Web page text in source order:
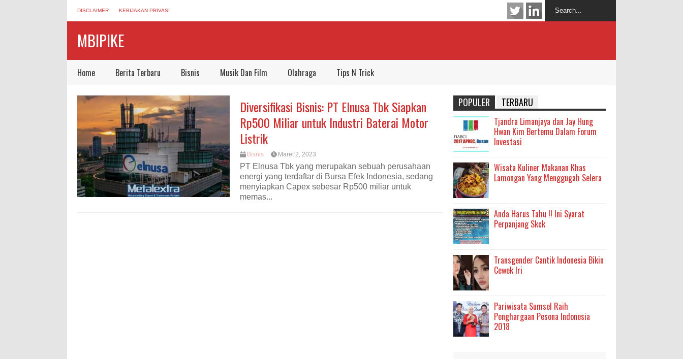
DISCLAIMER KEBIJAKAN PRIVASI
MBIPIKE
Home Berita Terbaru Bisnis Musik Dan Film Olahraga Tips N Trick
Diversifikasi Bisnis: PT Elnusa Tbk Siapkan
Rp500 Miliar untuk Industri Baterai Motor
Listrik
Bisnis Maret 2, 2023
PT Elnusa Tbk yang merupakan sebuah perusahaan
energi yang terdaftar di Bursa Efek Indonesia, sedang
menyiapkan Capex sebesar Rp500 miliar untuk
memas...
POPULER TERBARU
Tjandra Limanjaya dan Jay Hung
Hwan Kim Bertemu Dalam Forum
Investasi
Wisata Kuliner Makanan Khas
Lamongan Yang Menggugah Selera
Anda Harus Tahu !! Ini Syarat
Perpanjang Skck
Transgender Cantik Indonesia Bikin
Cewek Iri
Pariwisata Sumsel Raih
Penghargaan Pesona Indonesia
2018